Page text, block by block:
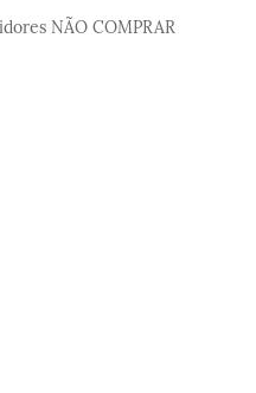
NÃO COMPRAR